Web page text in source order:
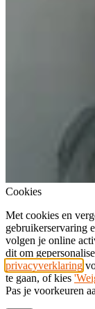
Cookies
Met cookies en
gebruikerservaring
volgen je online
dit om
privacyverklaring
te gaan, of kies
Pas je voorkeuren